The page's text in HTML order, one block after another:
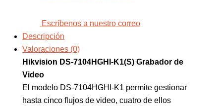
Escríbenos a nuestro correo
Descripción
Valoraciones (0)
Hikvision DS-7104HGHI-K1(S) Grabador de
Video
El modelo DS-7104HGHI-K1 permite gestionar
hasta cinco flujos de video, cuatro de ellos